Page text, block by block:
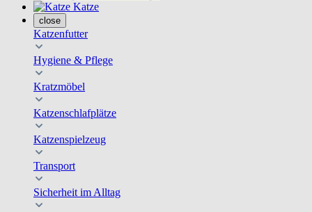
Katze
close
Katzenfutter
Hygiene & Pflege
Kratzmöbel
Katzenschlafplätze
Katzenspielzeug
Transport
Sicherheit im Alltag